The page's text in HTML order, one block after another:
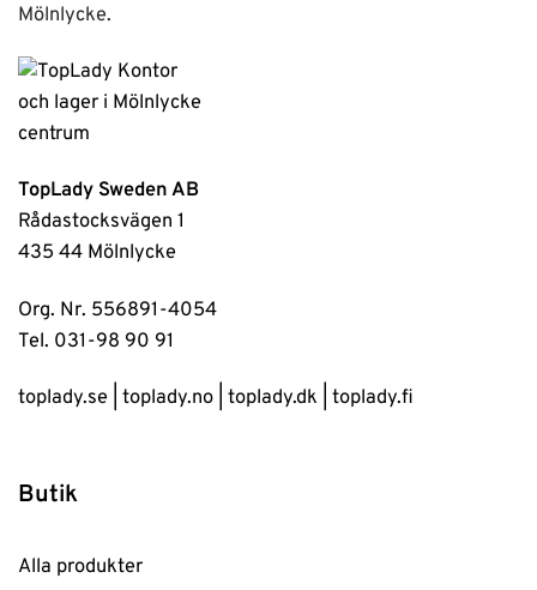
Mölnlycke.
TopLady Sweden AB
Rådastocksvägen 1
435 44 Mölnlycke
Org. Nr. 556891-4054
Tel. 031-98 90 91
toplady.se toplady.no toplady.dk toplady.fi
Butik
Alla produkter